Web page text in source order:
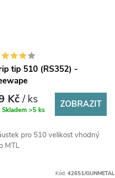
tip 510 (RS352) -
Kč/ ks
Skladem>5 ks
ZOBRAZIT
pro 510 velikost vhodný
MTL
Kód: 42651/GUNMETAL